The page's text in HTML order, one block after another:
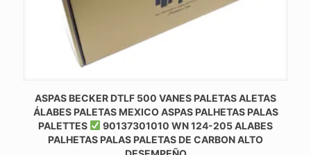
ASPAS BECKER DTLF 500 VANES PALETAS ALETAS
ÁLABES PALETAS MEXICO ASPAS PALHETAS PALAS
PALETTES
90137301010 WN 124-205 ALABES
PALHETAS PALAS PALETAS DE CARBON ALTO